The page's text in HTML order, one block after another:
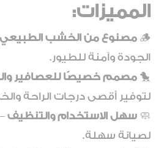
المميزات:
🪵 مصنوع من الخشب الطبيعي
الجودة وآمنة للطيور.
🐤مصمم خصيصًا للعصافير
لتوفير أقصى درجات الراحة
🧼سهل الاستخدام والتنظيف
لصيانة سهلة.